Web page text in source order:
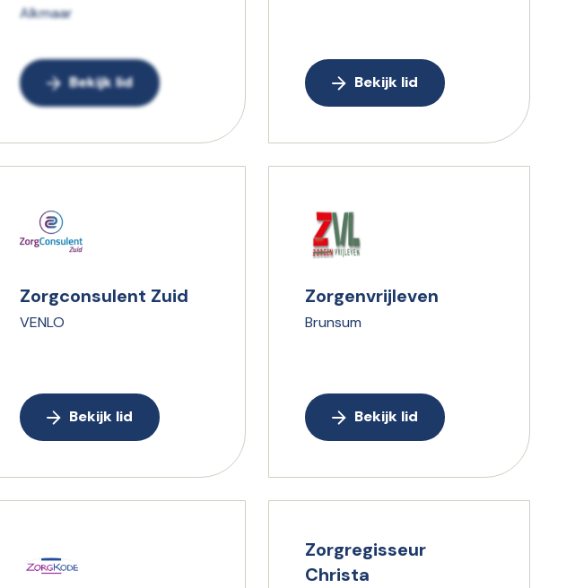
Alkmaar
Bekijk lid Bekijk lid
Zorgconsulent Zuid
VENLO
Bekijk lid
Zorgenvrijleven
Brunsum
Bekijk lid
Zorgregisseur
Christa